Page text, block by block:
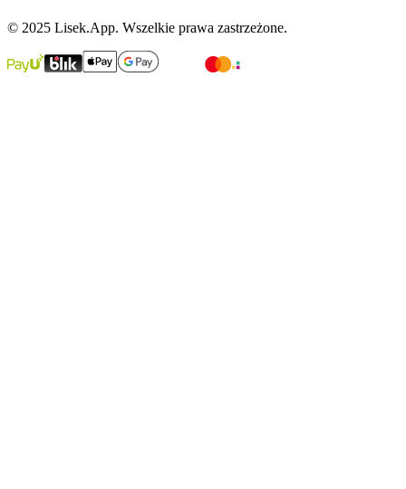
© 2025 Lisek.App. Wszelkie prawa zastrzeżone.